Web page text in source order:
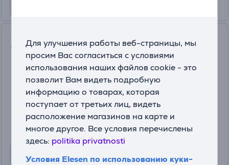
Для улучшения работы веб-страницы, мы
просим Вас согласиться с условиями
использования наших файлов cookie - это
позволит Вам видеть подробную
информацию о товарах, которая
поступает от третьих лиц, видеть
расположение магазинов на карте и
многое другое. Все условия перечислены
здесь: politika privatnosti
Условия Elesen по использованию куки-
2400 Вт, зеленый - Фен
VA8612RCDS
Цена:
125 99 €